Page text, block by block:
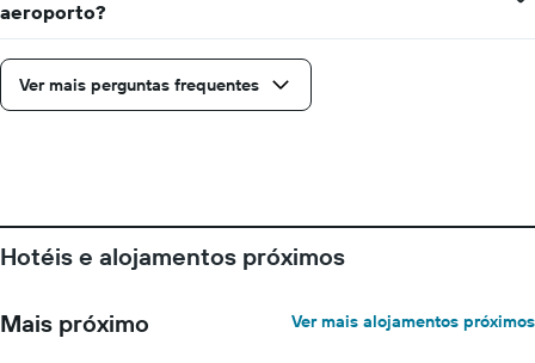
aeroporto?
Ver mais perguntas frequentes
Hotéis e alojamentos próximos
Mais próximo Ver mais alojamentos próximos